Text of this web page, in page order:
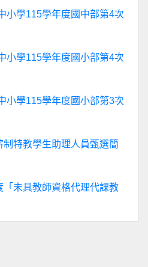
小學115學年度國中部第4次
小學115學年度國小部第4次
小學115學年度國小部第3次
特教學生助理人員甄選簡
未具教師資格代理代課教